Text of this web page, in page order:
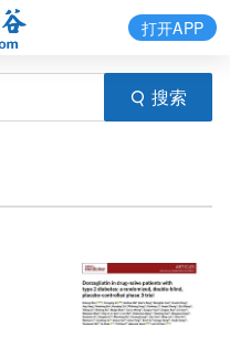
搜索
打开APP